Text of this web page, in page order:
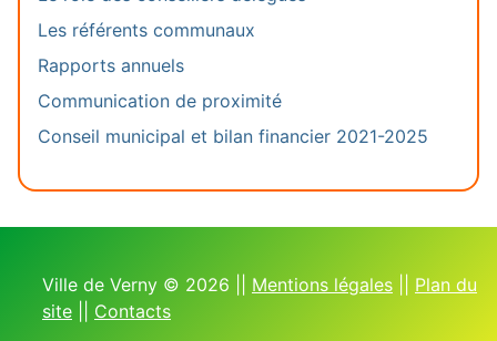
Les référents communaux
Rapports annuels
Communication de proximité
Conseil municipal et bilan financier 2021-2025
Ville de Verny © 2026 || Mentions légales
Plan du
site
Contacts